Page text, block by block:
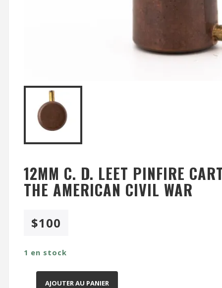
12MM C. D. LEET PINFIRE
THE AMERICAN CIVIL WAR
$100
1 en stock
AJOUTER AU PANIER